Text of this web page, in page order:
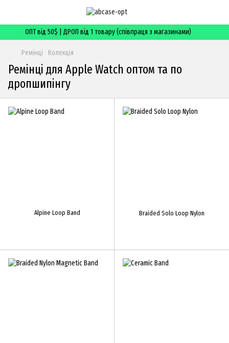
ОПТ від 50$ | ДРОП від 1 товару (співпраця з магазинами)
Ремінці Колекція
Ремінці для Apple Watch оптом та по
дропшипінгу
Alpine Loop Band Braided Solo Loop Nylon